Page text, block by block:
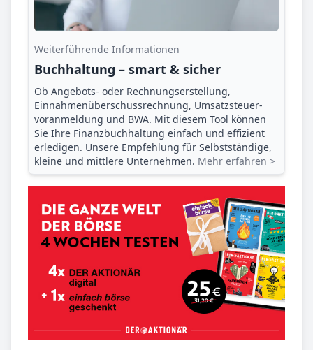
Weiterführende Informationen
Buchhaltung – smart & sicher
Ob Angebots- oder Rechnungserstellung,
Einnahmenüberschuss­rechnung, Umsatzsteuer­
voranmeldung und BWA. Mit diesem Tool können
Sie Ihre Finanz­buchhaltung einfach und effizient
erledigen. Unsere Empfehlung für Selbstständige,
kleine und mittlere Unternehmen. Mehr erfahren >